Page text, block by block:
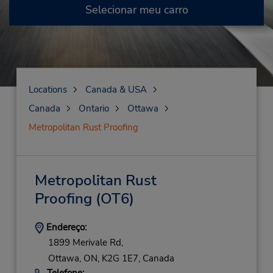
Selecionar meu carro
Locations
Canada & USA
Canada
Ontario
Ottawa
Metropolitan Rust Proofing
Metropolitan Rust
Proofing (OT6)
Endereço:
1899 Merivale Rd,
Ottawa, ON, K2G 1E7, Canada